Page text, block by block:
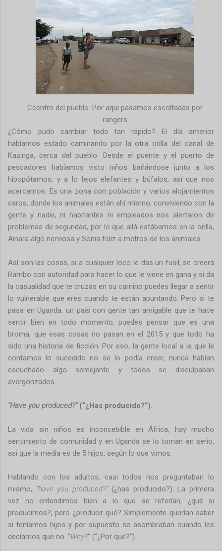
Ccentro del pueblo. Por aqui pasamos escoltadas por
rangers
¿Cómo pudo cambiar todo tan rápido? El día anterior
habíamos estado caminando por la otra orilla del canal de
Kazinga, cerca del pueblo. Desde el puente y el puerto de
pescadores habíamos visto niños bañándose junto a los
hipopótamos, y a lo lejos elefantes y búfalos, así que nos
acercamos. Es una zona con población y varios alojamientos
caros, donde los animales están ahí mismo, conviviendo con la
gente y nadie, ni habitantes ni empleados nos alertaron de
problemas de seguridad, por lo que allá estábamos en la orilla,
Ainara algo nerviosa y Sonia feliz a metros de los animales.
Así son las cosas, si a cualquier loco le das un fusil, se creerá
Rambo con autoridad para hacer lo que le viene en gana y si da
la casualidad que te cruzas en su camino puedes llegar a sentir
lo vulnerable que eres cuando te están apuntando. Pero si te
pasa en Uganda, un país con gente tan amigable que te hace
sentir bien en todo momento, puedes pensar que es una
broma, que esas cosas no pasan en el 2015 y que todo ha
sido una historia de ficción. Por eso, la gente local a la que le
contamos lo sucedido no se lo podía creer, nunca habían
escuchado algo semejante y todos se disculpaban
avergonzados.
“Have you produced?”(“¿Has producido?”).
La vida sin niños es inconcebible en África, hay mucho
sentimiento de comunidad y en Uganda se lo toman en serio,
así que la media es de 5 hijos, según lo que vimos.
Hablando con los adultos, casi todos nos preguntaban lo
mismo, “have you produced?”(¿has producido?). La primera
vez no entendimos bien a lo que se referían, ¿qué si
producimos?, pero ¿producir qué? Simplemente querían saber
si teníamos hijos y por supuesto se asombraban cuando les
decíamos que no. “Why?” (“¿Por qué?”).